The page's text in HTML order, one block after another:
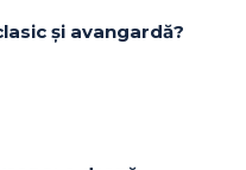
și avangardă?